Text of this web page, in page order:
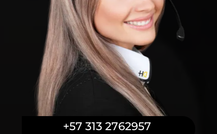
+57 313 2762957